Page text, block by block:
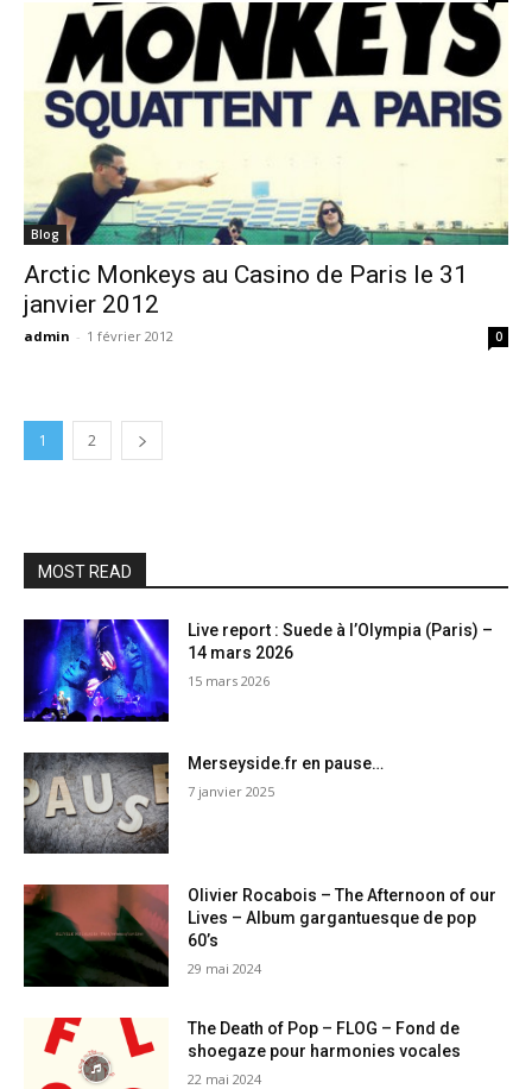
Blog
Arctic Monkeys au Casino de Paris le 31
janvier 2012
admin - 1 février 2012 0
1 2
MOST READ
Live report : Suede à l’Olympia (Paris) –
14 mars 2026
15 mars 2026
Merseyside.fr en pause…
7 janvier 2025
Olivier Rocabois – The Afternoon of our
Lives – Album gargantuesque de pop
60’s
29 mai 2024
The Death of Pop – FLOG – Fond de
shoegaze pour harmonies vocales
22 mai 2024